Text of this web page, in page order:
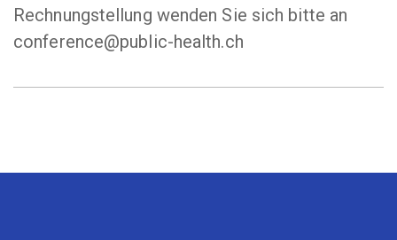
Rechnungstellung wenden Sie sich bitte an
conference@public-health.ch